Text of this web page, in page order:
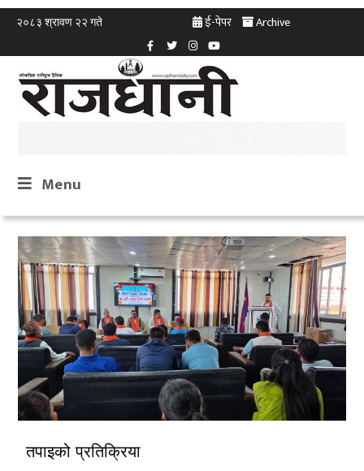
२०८३ श्रावण २२ गते ई-पेपर Archive
Menu
तपाइको प्रतिक्रिया